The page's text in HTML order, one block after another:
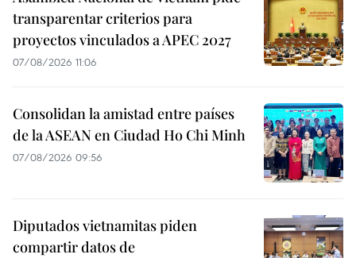
transparentar criterios para
proyectos vinculados a APEC 2027
07/08/2026 11:06
Consolidan la amistad entre países
de la ASEAN en Ciudad Ho Chi Minh
07/08/2026 09:56
Diputados vietnamitas piden
compartir datos de